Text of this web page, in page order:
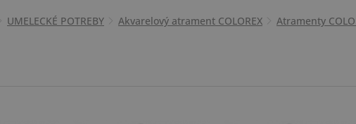
UMELECKÉ POTREBY Akvarelový atrament COLOREX Atramenty